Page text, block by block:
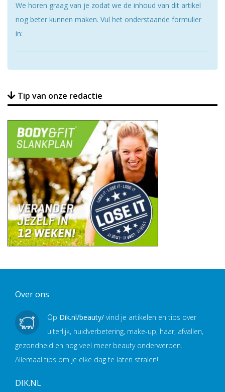
We horen graag van je zodat we de inhoud van dit artikel
nog beter kunnen maken. Vul het onderstaande formulier
in:
Tip van onze redactie
Over ons
Op Dik.nl/beauty/ vind je artikelen en tips over
uiterlijk, huidverbetering, make-up, haar, afvallen,
gezondheid en nog veel meer beauty onderwerpen.
Allemaal tips om je elke dag te laten stralen!
DIK.NL